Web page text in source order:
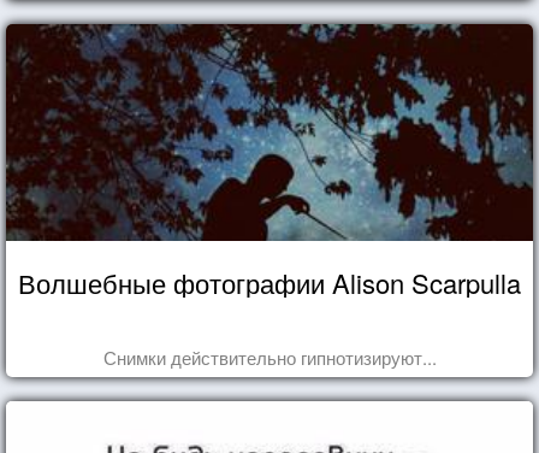
Волшебные фотографии Alison Scarpulla
Снимки действительно гипнотизируют...